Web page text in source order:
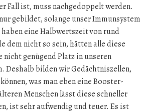
Fall ist, muss nachgedoppelt werden.
gebildet, solange unser Immunsystem
eine Halbwertszeit von rund
dem nicht so sein, hätten alle diese
genügend Platz in unseren
Deshalb bilden wir Gedächtniszellen,
was man eben eine Booster-
Menschen lässt diese schneller
ist sehr aufwendig und teuer. Es ist